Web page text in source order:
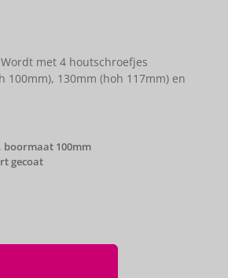
met 4 houtschroefjes
130mm (hoh 117mm) en
boormaat 100mm
gecoat